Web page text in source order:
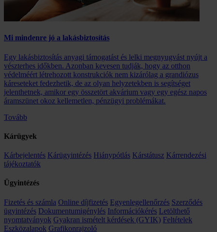
Mi mindenre jó a lakásbiztosítás
Egy lakásbiztosítás anyagi támogatást és lelki megnyugvást nyújt a
vészterhes időkben. Azonban kevesen tudják, hogy az otthon
védelméért létrehozott konstrukciók nem kizárólag a grandiózus
káreseteket fedezhetik, de az olyan helyzetekben is segítséget
jelenthetnek, amikor egy összetört akvárium vagy egy egész napos
áramszünet okoz kellemetlen, pénzügyi problémákat.
Tovább
Kárügyek
Kárbejelentés Kárügyintézés Hiánypótlás Kárstátusz Kárrendezési
tájékoztatók
Ügyintézés
Fizetés és számla Online díjfizetés Egyenlegellenőrzés Szerződés
ügyintézés Dokumentumigénylés Információkérés Letölthető
nyomtatványok Gyakran ismételt kérdések (GYIK) Feltételek
Eszközalapok Grafikonrajzoló